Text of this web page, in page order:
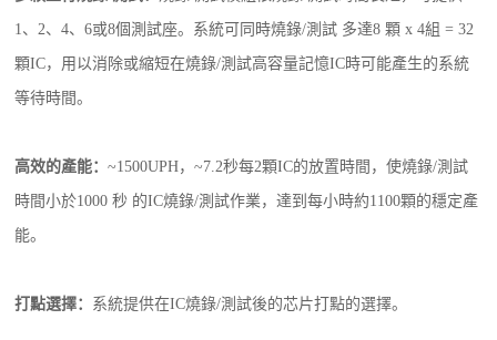
1、2、4、6或8個測試座。系統可同時燒錄/測試 多達8 顆 x 4組 = 32
顆IC，用以消除或縮短在燒錄/測試高容量記憶IC時可能產生的系統
等待時間。
高效的產能：~1500UPH，~7.2秒每2顆IC的放置時間，使燒錄/測試
時間小於1000 秒 的IC燒錄/測試作業，達到每小時約1100顆的穩定產
能。
打點選擇： 系統提供在IC燒錄/測試後的芯片打點的選擇。